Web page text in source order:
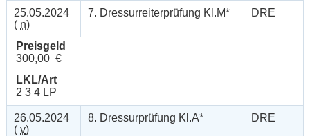
25.05.2024
( n)
7. Dressurreiterprüfung Kl.M* DRE
Preisgeld
300,00 €
LKL/Art
2 3 4 LP
26.05.2024
( v)
8. Dressurprüfung Kl.A* DRE